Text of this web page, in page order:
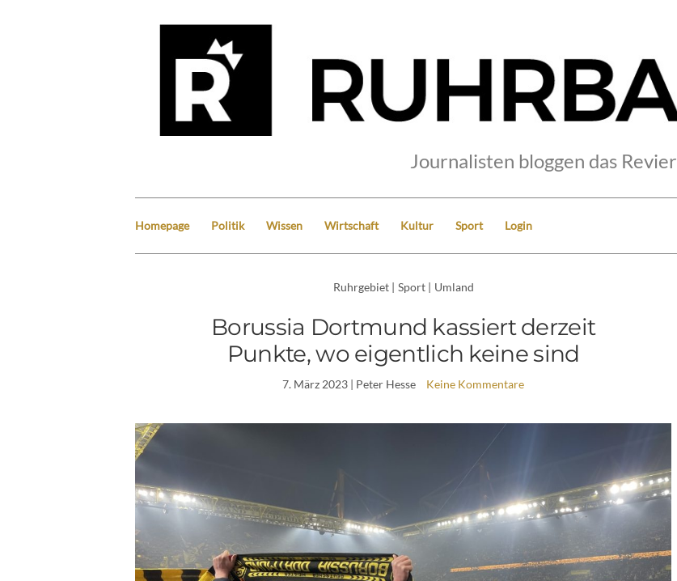
Journalisten bloggen das Revier
Homepage Politik Wissen Wirtschaft Kultur Sport Login
Ruhrgebiet | Sport | Umland
Borussia Dortmund kassiert derzeit
Punkte, wo eigentlich keine sind
7. März 2023 | Peter Hesse Keine Kommentare